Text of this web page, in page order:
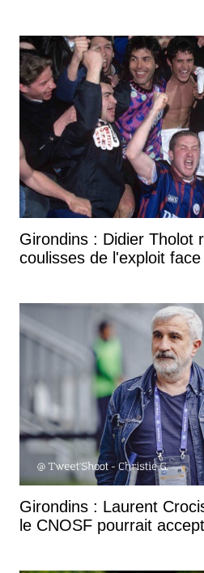
Girondins : Didier Tholot
coulisses de l'exploit
Girondins : Laurent
le CNOSF pourrait